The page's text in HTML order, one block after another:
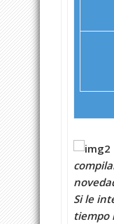
Si le
tiempo